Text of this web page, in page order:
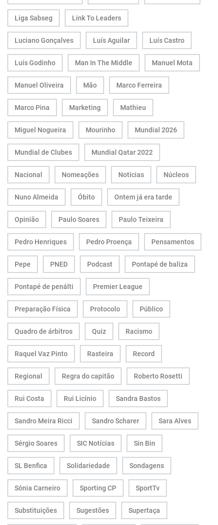
Liga Sabseg Link To Leaders
Luciano Gonçalves Luís Aguilar Luís Castro
Luís Godinho Man In The Middle Manuel Mota
Manuel Oliveira Mão Marco Ferreira
Marco Pina Marketing Mathieu
Miguel Nogueira Mourinho Mundial 2026
Mundial de Clubes Mundial Qatar 2022
Nacional Nomeações Notícias Núcleos
Nuno Almeida Óbito Ontem já era tarde
Opinião Paulo Soares Paulo Teixeira
Pedro Henriques Pedro Proença Pensamentos
Pepe PNED Podcast Pontapé de baliza
Pontapé de penálti Premier League
Preparação Física Protocolo Público
Quadro de árbitros Quiz Racismo
Raquel Vaz Pinto Rasteira Record
Regional Regra do capitão Roberto Rosetti
Rui Costa Rui Licínio Sandra Bastos
Sandro Meira Ricci Sandro Scharer Sara Alves
Sérgio Soares SIC Notícias Sin Bin
SL Benfica Solidariedade Sondagens
Sónia Carneiro Sporting CP SportTv
Substituições Sugestões Supertaça